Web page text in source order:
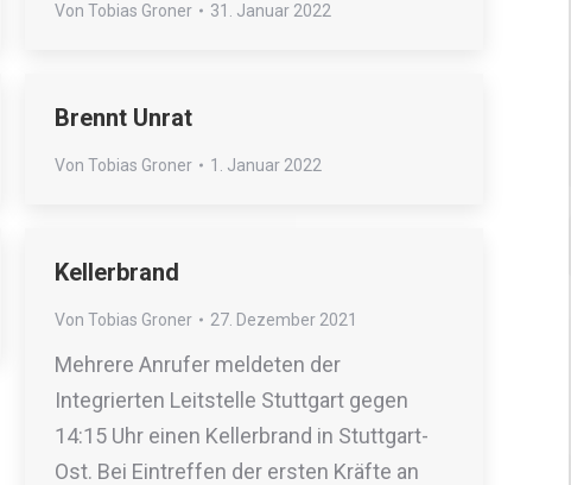
Von Tobias Groner 31. Januar 2022
Brennt Unrat
Von Tobias Groner 1. Januar 2022
Kellerbrand
Von Tobias Groner 27. Dezember 2021
Mehrere Anrufer meldeten der
Integrierten Leitstelle Stuttgart gegen
14:15 Uhr einen Kellerbrand in Stuttgart-
Ost. Bei Eintreffen der ersten Kräfte an